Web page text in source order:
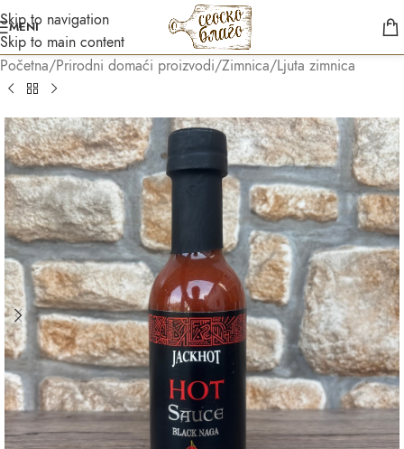
Skip to navigation
Skip to main content
MENI
Početna/Prirodni domaći proizvodi/Zimnica/Ljuta zimnica
Asistent
● Dostupan — Seosko blago